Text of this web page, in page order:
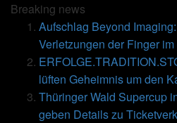
Breaking news
Aufschlag Beyond
Verletzungen der Finger
lüften Geheimnis um den
Thüringer Wald Supercup
geben Details zu